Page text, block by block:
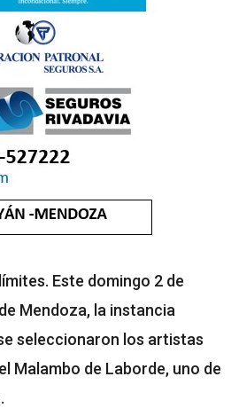
Este domingo 2 de
Mendoza, la instancia
seleccionaron los artistas
Malambo de Laborde, uno de